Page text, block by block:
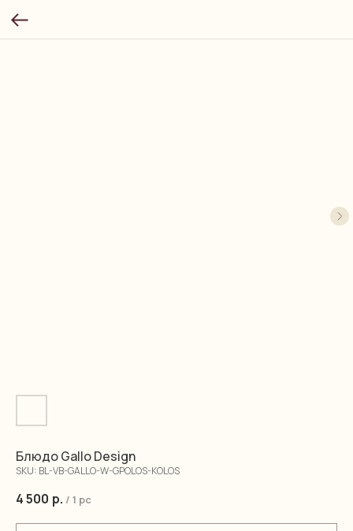
Блюдо Gallo Design
SKU: BL-VB-GALLO-W-GPOLOS-KOLOS
4 500 р. / 1 pc